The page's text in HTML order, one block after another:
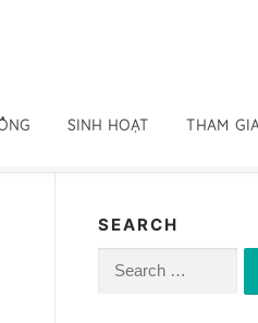
SINH HOẠT THAM
SEARCH
Search